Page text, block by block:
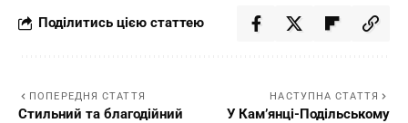
Поділитись цією статтею
ПОПЕРЕДНЯ СТАТТЯ
Стильний та благодійний
НАСТУПНА СТАТТЯ
У Кам’янці-Подільському